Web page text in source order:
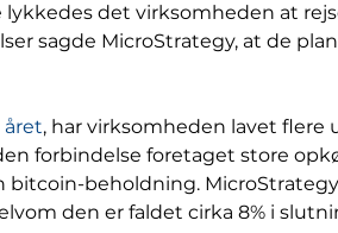
det virksomheden at
sagde MicroStrategy, at de
året, har virksomheden lavet flere
forbindelse foretaget store
beholdning.
den er faldet cirka 8% i